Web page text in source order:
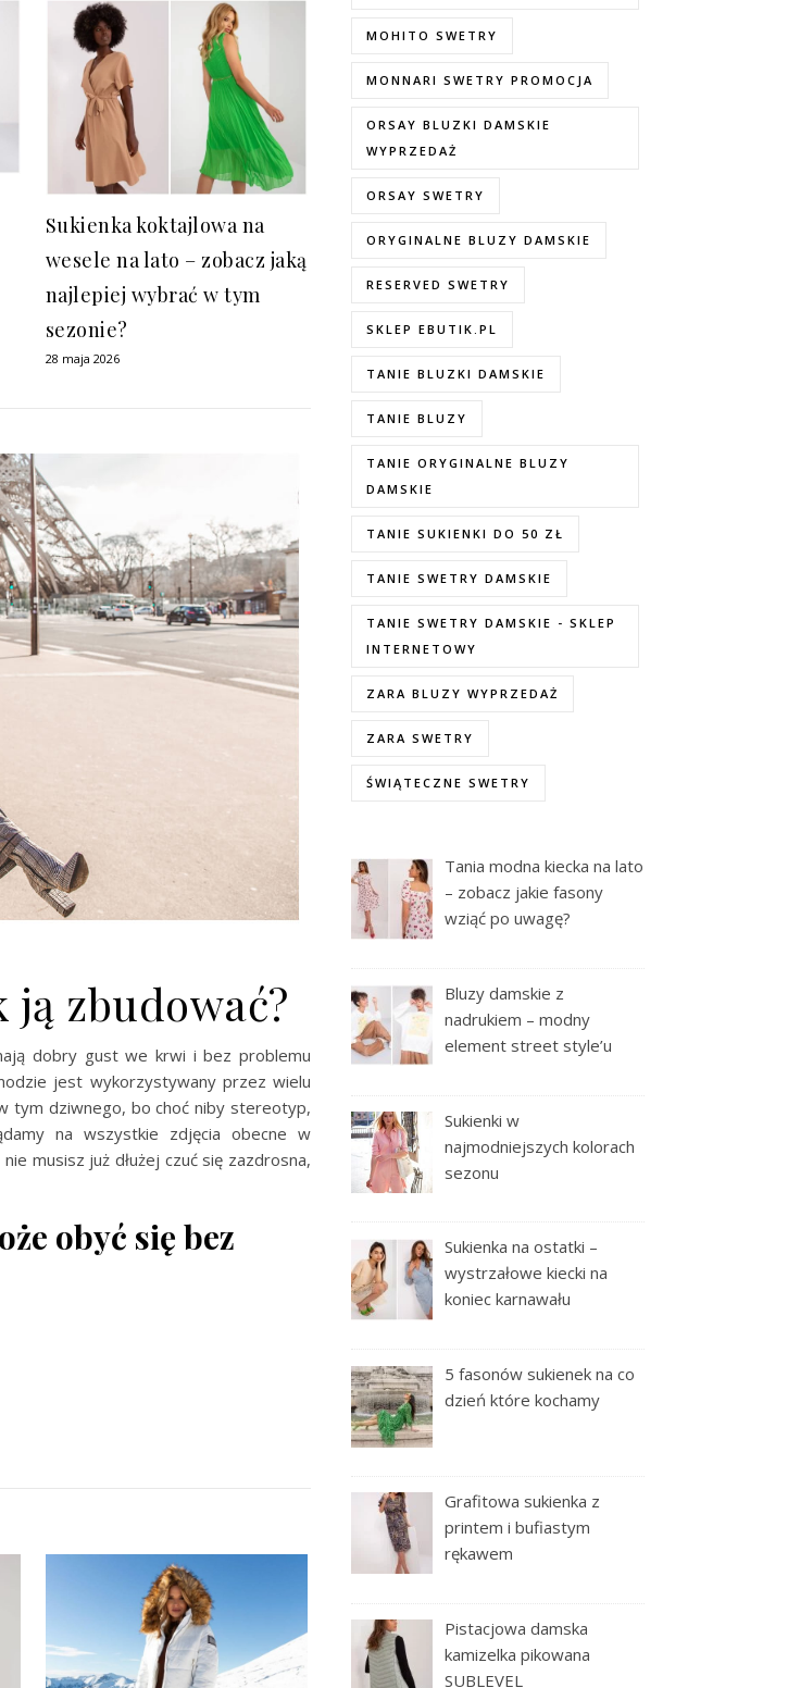
Sukienka koktajlowa na
wesele na lato – zobacz jaką
najlepiej wybrać w tym
sezonie?
28 maja 2026
zbudować?
dobry gust we krwi i bez problemu
jest wykorzystywany przez wielu
tym dziwnego, bo choć niby stereotyp,
na wszystkie zdjęcia obecne w
musisz już dłużej czuć się zazdrosna,
obyć się bez
MOHITO SWETRY
MONNARI SWETRY PROMOCJA
ORSAY BLUZKI DAMSKIE
WYPRZEDAŻ
ORSAY SWETRY
ORYGINALNE BLUZY DAMSKIE
RESERVED SWETRY
SKLEP EBUTIK.PL
TANIE BLUZKI DAMSKIE
TANIE BLUZY
TANIE ORYGINALNE BLUZY
DAMSKIE
TANIE SUKIENKI DO 50 ZŁ
TANIE SWETRY DAMSKIE
TANIE SWETRY DAMSKIE - SKLEP
INTERNETOWY
ZARA BLUZY WYPRZEDAŻ
ZARA SWETRY
ŚWIĄTECZNE SWETRY
Tania modna kiecka na lato
– zobacz jakie fasony
wziąć po uwagę?
Bluzy damskie z
nadrukiem – modny
element street style’u
Sukienki w
najmodniejszych kolorach
sezonu
Sukienka na ostatki –
wystrzałowe kiecki na
koniec karnawału
5 fasonów sukienek na co
dzień które kochamy
Grafitowa sukienka z
printem i bufiastym
rękawem
Pistacjowa damska
kamizelka pikowana
SUBLEVEL